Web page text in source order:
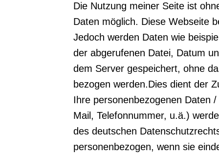
Die Nutzung meiner Seite ist
Daten möglich. Diese Webseite
Jedoch werden Daten wie
der abgerufenen Datei, Datum
dem Server gespeichert, ohne
bezogen werden.Dies dient der
Ihre personenbezogenen Daten
Mail, Telefonnummer, u.ä.)
des deutschen
personenbezogen, wenn sie